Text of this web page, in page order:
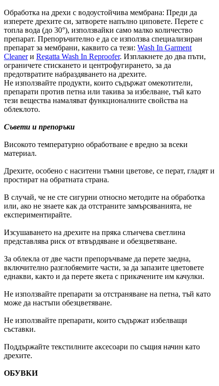
Обработка на дрехи с водоустойчива мембрана: Преди да
изперете дрехите си, затворете напълно циповете. Перете с
топла вода (до 30°), използвайки само малко количество
препарат. Препоръчително е да се използва специализиран
препарат за мембрани, каквито са тези: Wash In Garment
Cleanerи Regatta Wash In Reproofer. Изплакнете до два пъти,
ограничете стискането и центрофугирането, за да
предотвратите набраздяването на дрехите.
Не използвайте продукти, които съдържат омекотители,
препарати против петна или такива за избелване, тъй като
тези вещества намаляват функционалните свойства на
облеклото.
Съвети и препоръки
Високото температурно обработване е вредно за всеки
материал.
Дрехите, особено с наситени тъмни цветове, се перат, гладят и
простират на обратната страна.
В случай, че не сте сигурни относно методите на обработка
или, ако не знаете как да отстраните замърсяванията, не
експериментирайте.
Изсушаването на дрехите на пряка слънчева светлина
представлява риск от втвърдяване и обезцветяване.
За облекла от две части препоръчваме да перете заедна,
включително разглобяемите части, за да запазите цветовете
еднакви, както и да перете якета с прикачените им качулки.
Не използвайте препарати за отстраняване на петна, тъй като
може да настъпи обезцветяване.
Не използвайте препарати, които съдържат избелващи
съставки.
Поддържайте текстилните аксесоари по същия начин като
дрехите.
ОБУВКИ